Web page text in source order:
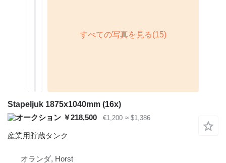
Stapeljuk 1875x1040mm (16x)
￥218,500
€1,200 ≈ $1,386
産業用貯蔵タンク
オランダ, Horst